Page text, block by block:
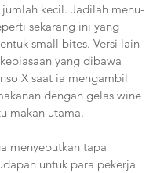
kecil. Jadilah menu-
sekarang ini yang
small bites. Versi lain
yang dibawa
X saat ia mengambil
dengan gelas wine
makan utama.
menyebutkan tapa
untuk para pekerja